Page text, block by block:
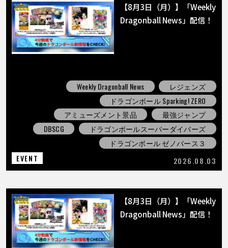
【8月3日（月）】「Weekly
Dragonball News」配信！
Weekly Dragonball News
レジェンズ
ドラゴンボール Sparking! ZERO
アミューズメント景品
最強ジャンプ
DBSCG
ドラゴンボールスーパーダイバーズ
ドラゴンボール ゼノバース３
EVENT
2026.08.03
【8月3日（月）】「Weekly
Dragonball News」配信！